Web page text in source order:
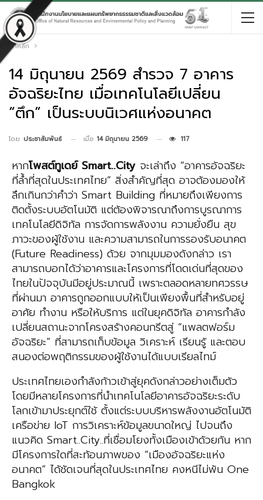
หน้าหลัก
14 มิถุนายน 2569 สำรวจ 7 อาคาร
อัจฉริยะไทย เมื่อเทคโนโลยีเปลี่ยน
“ตึก” เป็นระบบนิเวศแห่งอนาคต
โดย ประชาสัมพันธ์ เมื่อ 14 มิถุนายน 2569 117
หากโพสต์ทูเดย์ Smart..City จะเล่าถึง “อาคารอัจฉริยะ
ที่ล้ำที่สุดในประเทศไทย” สิ่งสำคัญที่สุด อาจต้องมองให้
ลึกเกินกว่าคำว่า Smart Building ที่หมายถึงเพียงการ
ติดตั้งระบบอัตโนมัติ แต่ต้องพิจารณาถึงการบูรณาการ
เทคโนโลยีดิจิทัล การจัดการพลังงาน ความยั่งยืน สุข
ภาวะของผู้ใช้งาน และความสามารถในการรองรับอนาคต
(Future Readiness) ด้วย จากมุมมองดังกล่าว เรา
สามารถบอกได้ว่าอาคารและโครงการที่โดดเด่นที่สุดของ
ไทยในปัจจุบันมีอยู่ประมาณนี้ เพราะตลอดหลายทศวรรษ
ที่ผ่านมา อาคารถูกออกแบบให้เป็นเพียงพื้นที่สำหรับอยู่
อาศัย ทำงาน หรือให้บริการ แต่ในยุคดิจิทัล อาคารกำลัง
เปลี่ยนสถานะจากโครงสร้างคอนกรีตสู่ “แพลตฟอร์ม
อัจฉริยะ” ที่สามารถเก็บข้อมูล วิเคราะห์ เรียนรู้ และตอบ
สนองต่อพฤติกรรมของผู้ใช้งานได้แบบเรียลไทม์
ประเทศไทยเองกำลังก้าวเข้าสู่ยุคดังกล่าวอย่างเต็มตัว
โดยมีหลายโครงการที่นำเทคโนโลยีอาคารอัจฉริยะระดับ
โลกเข้ามาประยุกต์ใช้ ตั้งแต่ระบบบริหารพลังงานอัตโนมัติ
เครือข่าย IoT การวิเคราะห์ข้อมูลขนาดใหญ่ ไปจนถึง
แนวคิด Smart..City..ที่เชื่อมโยงทั้งเมืองเข้าด้วยกัน หาก
มีโครงการใดที่สะท้อนภาพของ “เมืองอัจฉริยะแห่ง
อนาคต” ได้ชัดเจนที่สุดในประเทศไทย คงหนีไม่พ้น One
Bangkok